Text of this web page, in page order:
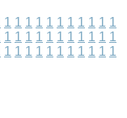
1 1 1 1 1 1 1 1 1 1 1
1 1 1 1 1 1 1 1 1 1 1
1 1 1 1 1 1 1 1 1 1 1